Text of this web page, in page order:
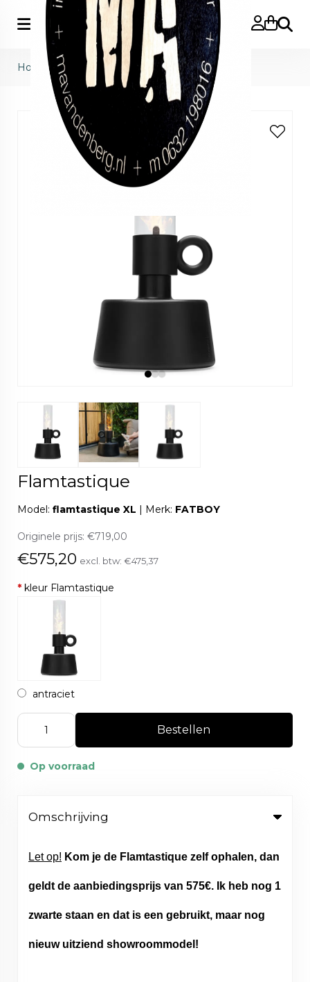
Home>Flamtastique
Flamtastique
Model: flamtastique XL | Merk: FATBOY
Originele prijs: €719,00
€575,20 excl. btw: €475,37
* kleur Flamtastique
antraciet
Bestellen
Op voorraad
Omschrijving
Let op! Kom je de Flamtastique zelf ophalen, dan
geldt de aanbiedingsprijs van 575€. Ik heb nog 1
zwarte staan en dat is een gebruikt, maar nog
nieuw uitziend showroommodel!